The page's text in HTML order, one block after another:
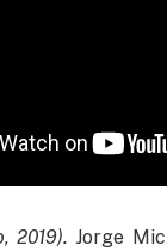
2019). Jorge